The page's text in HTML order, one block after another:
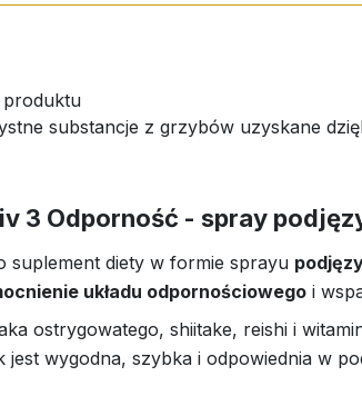
produktu
substancje z grzybów uzyskane
3 Odporność - spray
suplement diety w formie sprayu
układu odpornościowego i
ostrygowatego, shiitake, reishi i
jest wygodna, szybka i odpowiednia w